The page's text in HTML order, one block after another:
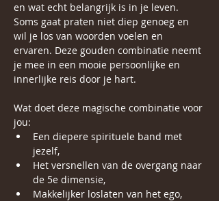
en wat echt belangrijk is in je leven.
Soms gaat praten niet diep genoeg en
wil je los van woorden voelen en
ervaren. Deze gouden combinatie neemt
je mee in een mooie persoonlijke en
innerlijke reis door je hart.
Wat doet deze magische combinatie voor
jou:
Een diepere spirituele band met
jezelf,
Het versnellen van de overgang naar
de 5e dimensie,
Makkelijker loslaten van het ego,